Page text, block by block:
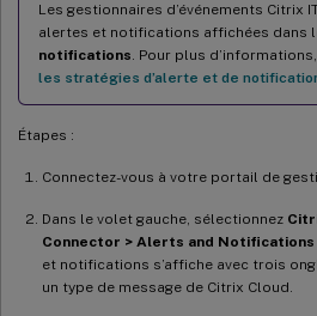
Les gestionnaires d’événements Citrix
alertes et notifications affichées dans
notifications. Pour plus
les stratégies d’alerte et de
Étapes :
Connectez-vous à votre portail de
Dans le volet gauche, sélectionnez
Connector > Alerts and Notifications
et notifications s’affiche avec trois
un type de message de Citrix Cloud.